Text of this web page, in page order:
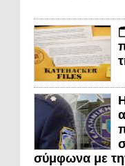
σύμφωνα με